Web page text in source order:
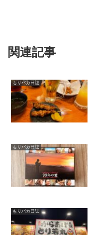
関連記事
もりバカ日誌
もりバカ日誌
もりバカ日誌